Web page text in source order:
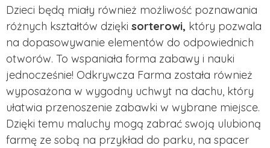
Dzieci będą miały również możliwość poznawania
różnych kształtów dzięki sorterowi, który pozwala
na dopasowywanie elementów do odpowiednich
otworów. To wspaniała forma zabawy i nauki
jednocześnie! Odkrywcza Farma została również
wyposażona w wygodny uchwyt na dachu, który
ułatwia przenoszenie zabawki w wybrane miejsce.
Dzięki temu maluchy mogą zabrać swoją ulubioną
farmę ze sobą na przykład do parku, na spacer